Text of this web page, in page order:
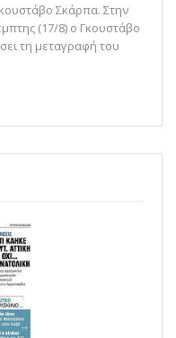
Σκάρπα. Στην
(17/8) ο Γκουστάβο
τη μεταγραφή του